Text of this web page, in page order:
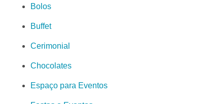
Bolos
Buffet
Cerimonial
Chocolates
Espaço para Eventos